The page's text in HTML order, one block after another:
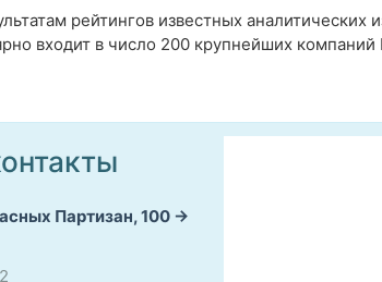
рейтингов известных аналитических
входит в число 200 крупнейших компаний
Партизан, 100